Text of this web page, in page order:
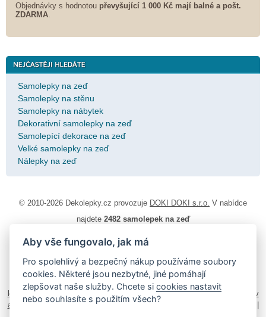
Objednávky s hodnotou převyšující 1 000 Kč mají balné a pošt.
ZDARMA
Samolepky na zeď
Samolepky na stěnu
Samolepky na nábytek
Dekorativní samolepky na zeď
Samolepící dekorace na zeď
Velké samolepky na zeď
Nálepky na zeď
© 2010-2026 Dekolepky.cz provozuje DOKI DOKI s.r.o. V nabídce
najdete 2482 samolepek na zeď
Návod k lepení|Životnost samolepek na zeď
podmínky|Ochrana osobních údajů|Cookies |Reklamační řád
Impressum
samolepky na auto |fotomagnetky na lednici fotokalendáře
kühlschrank fotomagnete
foto magnesy na lodówkę|samolepky dieťa v
aute |logoprinty |nálepky na stenu | dárky pro ženy
Aby vše fungovalo, jak má
Pro spolehlivý a bezpečný nákup používáme soubory
cookies. Některé jsou nezbytné, jiné pomáhají
zlepšovat naše služby. Chcete sicookies nastavit
nebo souhlasíte s použitím všech?